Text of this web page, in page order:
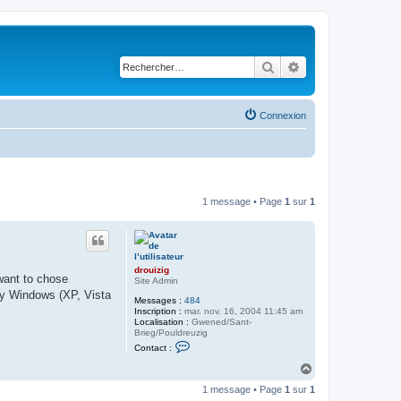
Rechercher
Connexion
1 message • Page 1 sur 1
drouizig
Site Admin
Messages : 484
Inscription : mar. nov. 16, 2004 11:45 am
Localisation : Gwened/Sant-
Brieg/Pouldreuzig
Contact :
to chose
Windows (XP, Vista
u
1 message • Page 1 sur 1